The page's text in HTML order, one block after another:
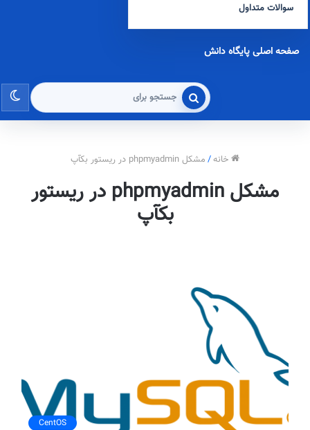
سوالات متداول
صفحه اصلی پایگاه دانش
جستجو
برای
خانه/ مشکل phpmyadmin در ریستور بکآپ
مشکل phpmyadmin در ریستور
بکآپ
CentOS